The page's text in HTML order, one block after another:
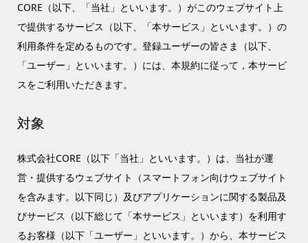
CORE（以下、「当社」といいます。）がこのウェブサイト上
で提供するサービス（以下、「本サービス」といいます。）の
利用条件を定めるものです。登録ユーザーの皆さま（以下、
「ユーザー」といいます。）には、本規約に従って，本サービ
スをご利用いただきます。
対象
株式会社CORE（以下「当社」といいます。）は、当社が運
営・提供するウェブサイト（スマートフォン向けウェブサイト
を含みます。以下同じ）及びアプリケーションに関する製品及
びサービス（以下総じて「本サービス」といいます）を利用す
るお客様（以下「ユーザー」といいます。）から、本サービス